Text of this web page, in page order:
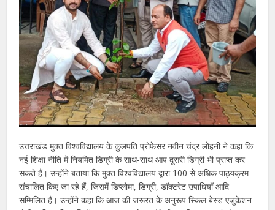
उत्तराखंड मुक्त विश्वविद्यालय के कुलपति प्रोफेसर नवीन चंद्र लोहनी ने कहा कि
नई शिक्षा नीति में नियमित डिग्री के साथ-साथ आप दूसरी डिग्री भी प्राप्त कर
सकते हैं। उन्होंने बताया कि मुक्त विश्वविद्यालय द्वारा 100 से अधिक पाठ्यक्रम
संचालित किए जा रहे हैं, जिसमें डिप्लोमा, डिग्री, डॉक्टरेट उपाधियाँ आदि
सम्मिलित हैं। उन्होंने कहा कि आज की जरूरत के अनुरूप स्किल बेस्ड एजुकेशन